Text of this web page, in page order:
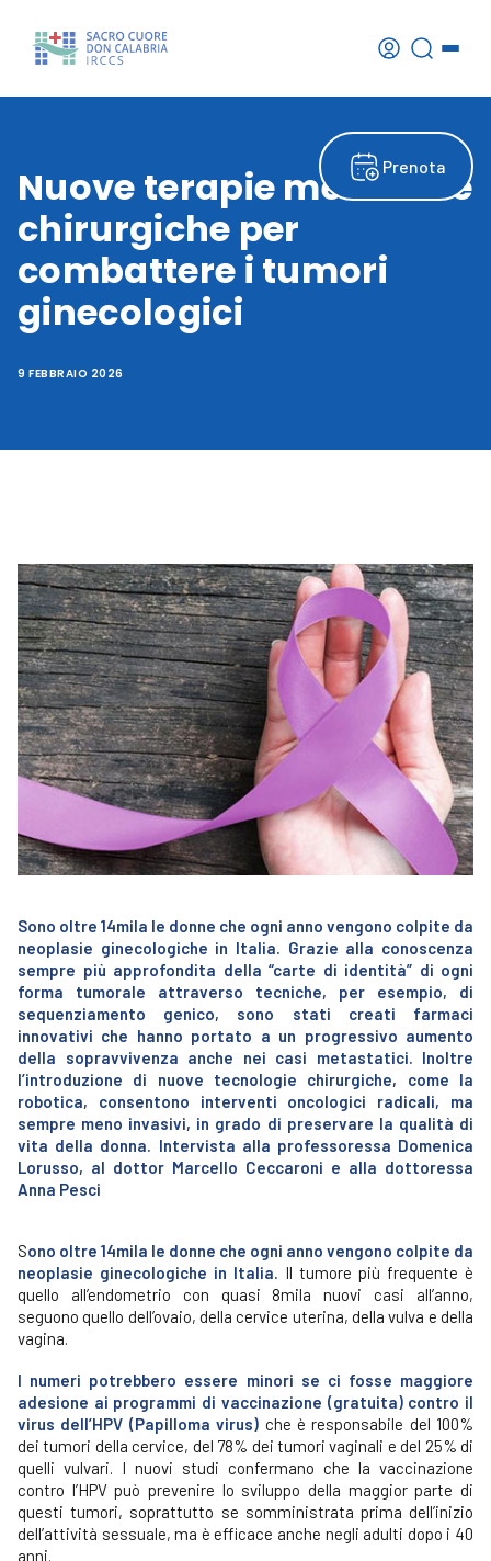
Prenota
Nuove terapie mediche e
chirurgiche per
combattere i tumori
ginecologici
9 FEBBRAIO 2026
Sono oltre 14mila le donne che ogni anno vengono colpite da
neoplasie ginecologiche in Italia. Grazie alla conoscenza
sempre più approfondita della “carte di identità” di ogni
forma tumorale attraverso tecniche, per esempio, di
sequenziamento genico, sono stati creati farmaci
innovativi che hanno portato a un progressivo aumento
della sopravvivenza anche nei casi metastatici. Inoltre
l’introduzione di nuove tecnologie chirurgiche, come la
robotica, consentono interventi oncologici radicali, ma
sempre meno invasivi, in grado di preservare la qualità di
vita della donna. Intervista alla professoressa Domenica
Lorusso, al dottor Marcello Ceccaroni e alla dottoressa
Anna Pesci
Sono oltre 14mila le donne che ogni anno vengono colpite da
neoplasie ginecologiche in Italia. Il tumore più frequente è
quello all’endometrio con quasi 8mila nuovi casi all’anno,
seguono quello dell’ovaio, della cervice uterina, della vulva e della
vagina.
I numeri potrebbero essere minori se ci fosse maggiore
adesione ai programmi di vaccinazione (gratuita) contro il
virus dell’HPV (Papilloma virus) che è responsabile del 100%
dei tumori della cervice, del 78% dei tumori vaginali e del 25% di
quelli vulvari. I nuovi studi confermano che la vaccinazione
contro l’HPV può prevenire lo sviluppo della maggior parte di
questi tumori, soprattutto se somministrata prima dell’inizio
dell’attività sessuale, ma è efficace anche negli adulti dopo i 40
anni.